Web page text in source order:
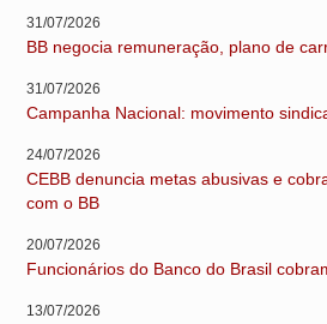
31/07/2026
BB negocia remuneração, plano de
31/07/2026
Campanha Nacional: movimento
24/07/2026
CEBB denuncia metas abusivas e
com o BB
20/07/2026
Funcionários do Banco do Brasil
13/07/2026